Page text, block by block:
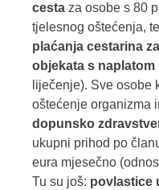
cesta za osobe s 80
tjelesnog oštećenja, te
plaćanja cestarina
objekata s naplatom
liječenje). Sve osobe
oštećenje organizma
dopunsko
ukupni prihod po
eura mjesečno
Tu su još: povlastice